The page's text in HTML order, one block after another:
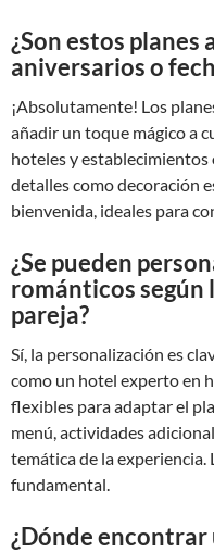
¿Son estos
aniversarios o
¡Absolutamente! Los
añadir un toque mágico a
hoteles y establecimientos
detalles como decoración
bienvenida, ideales para
¿Se pueden
románticos según
pareja?
Sí, la personalización es
como un hotel experto en
flexibles para adaptar el
menú, actividades
temática de la experiencia.
fundamental.
¿Dónde